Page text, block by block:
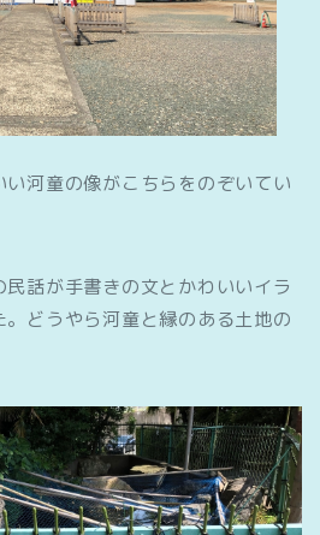
河童の像がこちらをのぞいてい
話が手書きの文とかわいいイラ
どうやら河童と縁のある土地の